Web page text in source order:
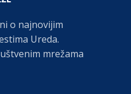
o najnovijim
Ureda.
mrežama